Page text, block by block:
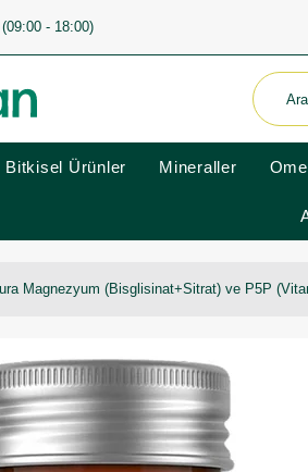
- 18:00)
Bitkisel Ürünler Mineraller
Magnezyum (Bisglisinat+Sitrat) ve P5P